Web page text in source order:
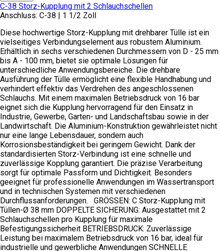
C-38 Storz-Kupplung mit 2 Schlauchschellen
Anschluss: C-38 | 1 1/2 Zoll
Diese hochwertige Storz-Kupplung mit drehbarer Tülle ist ein
vielseitiges Verbindungselement aus robustem Aluminium.
Erhältlich in sechs verschiedenen Durchmessern von D - 25 mm
bis A - 100 mm, bietet sie optimale Lösungen für
unterschiedliche Anwendungsbereiche. Die drehbare
Ausführung der Tülle ermöglicht eine flexible Handhabung und
verhindert effektiv das Verdrehen des angeschlossenen
Schlauchs. Mit einem maximalen Betriebsdruck von 16 bar
eignet sich die Kupplung hervorragend für den Einsatz in
Industrie, Gewerbe, Garten- und Landschaftsbau sowie in der
Landwirtschaft. Die Aluminium-Konstruktion gewährleistet nicht
nur eine lange Lebensdauer, sondern auch
Korrosionsbeständigkeit bei geringem Gewicht. Dank der
standardisierten Storz-Verbindung ist eine schnelle und
zuverlässige Kopplung garantiert. Die präzise Verarbeitung
sorgt für optimale Passform und Dichtigkeit. Besonders
geeignet für professionelle Anwendungen im Wassertransport
und in technischen Systemen mit verschiedenen
Durchflussanforderungen. GRÖSSEN: C Storz-Kupplung mit
Tüllen-Ø 38 mm DOPPELTE SICHERUNG: Ausgestattet mit 2
Schlauchschellen pro Kupplung für maximale
Befestigungssicherheit BETRIEBSDRUCK: Zuverlässige
Leistung bei maximalem Betriebsdruck von 16 bar, ideal für
industrielle und gewerbliche Anwendungen SCHNELLE